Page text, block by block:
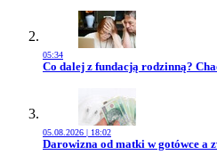
05:34
Przejdź do artykułu:
Co dalej z fundacją rodzinną?
05.08.2026 | 18:02
Przejdź do artykułu:
Darowizna od matki w gotówce a